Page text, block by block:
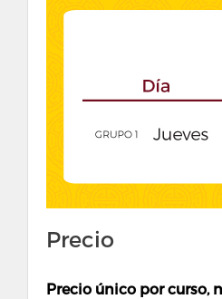
Precio
Precio único por curso,